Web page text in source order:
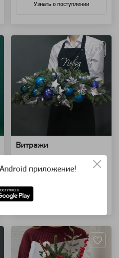
Узнать о поступлении
Витражи
10 500 ₽
Артикул: 7639
приложение!